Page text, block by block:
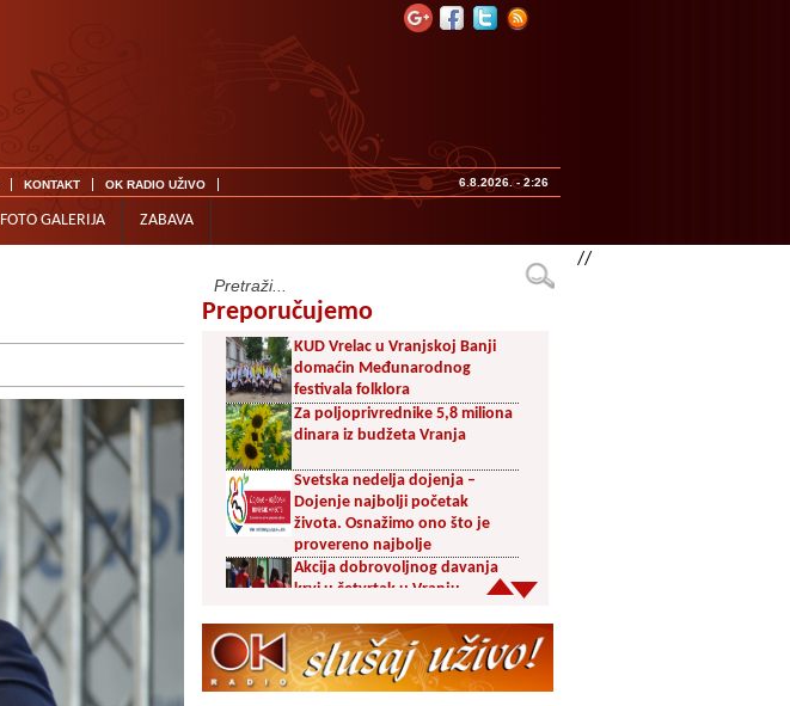
KONTAKT OK RADIO UŽIVO 6.8.2026. - 2:26
FOTO GALERIJA ZABAVA
Preporučujemo
KUD Vrelac u Vranjskoj Banji
domaćin Međunarodnog
festivala folklora
Za poljoprivrednike 5,8 miliona
dinara iz budžeta Vranja
Svetska nedelja dojenja –
Dojenje najbolji početak
života. Osnažimo ono što je
provereno najbolje
Akcija dobrovoljnog davanja
krvi u četvrtak u Vranju
Ukrao novac iz crkve: Policija
brzo reagovala
//